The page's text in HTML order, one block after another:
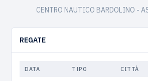
CENTRO NAUTICO BARDOLINO -
REGATE
DATA TIPO CITTÀ